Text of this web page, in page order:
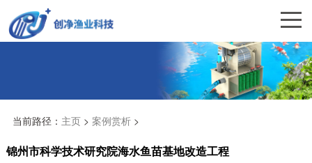
当前路径： 主页> 案例赏析>
锦州市科学技术研究院海水鱼苗基地改造工程